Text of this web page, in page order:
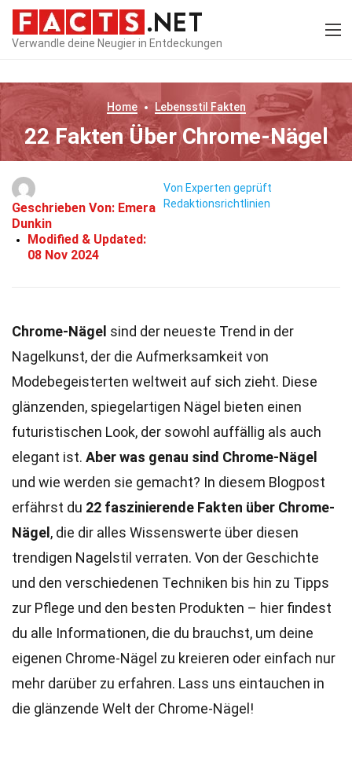
Verwandle deine Neugier in Entdeckungen
Home Lebensstil Fakten
22 Fakten Über Chrome-Nägel
Geschrieben Von: Emera
Dunkin
Modified & Updated:
08 Nov 2024
Von Experten geprüft
Redaktionsrichtlinien
Chrome-Nägel sind der neueste Trend in der
Nagelkunst, der die Aufmerksamkeit von
Modebegeisterten weltweit auf sich zieht. Diese
glänzenden, spiegelartigen Nägel bieten einen
futuristischen Look, der sowohl auffällig als auch
elegant ist. Aber was genau sind Chrome-Nägel
und wie werden sie gemacht? In diesem Blogpost
erfährst du 22 faszinierende Fakten über Chrome-
Nägel , die dir alles Wissenswerte über diesen
trendigen Nagelstil verraten. Von der Geschichte
und den verschiedenen Techniken bis hin zu Tipps
zur Pflege und den besten Produkten – hier findest
du alle Informationen, die du brauchst, um deine
eigenen Chrome-Nägel zu kreieren oder einfach nur
mehr darüber zu erfahren. Lass uns eintauchen in
die glänzende Welt der Chrome-Nägel!